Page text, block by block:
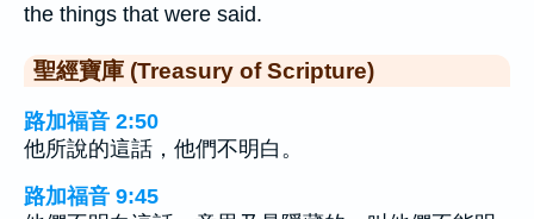
the things that were said.
聖經寶庫 (Treasury of Scripture)
路加福音 2:50
他所說的這話，他們不明白。
路加福音 9:45